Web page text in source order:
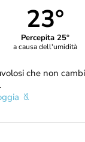
23°
Percepita 25°
a causa dell'umidità
che non